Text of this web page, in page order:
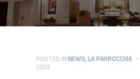
IL PARROCO
LE ATTIVITÀ
PIERABECH
FOTO E VIDEO
POSTED IN NEWS,LA PARROCCHIA
2023